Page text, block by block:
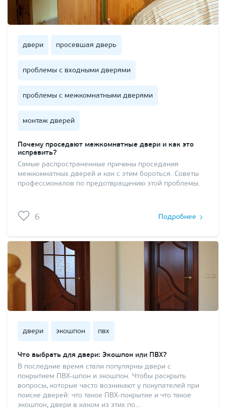
двери просевшая дверь
проблемы с входными дверями
проблемы с межкомнатными дверями
монтаж дверей
Почему проседают межкомнатные двери и как это
исправить?
Самые распространенные причины проседания
межкомнатных дверей и как с этим бороться. Советы
профессионалов по предотвращению этой проблемы.
6 Подробнее
двери экошпон пвх
Что выбрать для двери: Экошпон или ПВХ?
В последние время стали популярны двери с
покрытием ПВХ-шпон и экошпон. Чтобы раскрыть
вопросы, которые часто возникают у покупателей при
поиске дверей: что такое ПВХ-покрытие и что такое
экошпон, двери в каком из этих по…